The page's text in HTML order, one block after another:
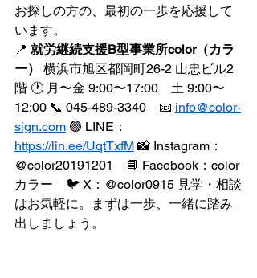
お探しの方の、最初の一歩を応援して
います。
📍 就労継続支援B型事業所color（カラ
ー）
横浜市旭区都岡町26-2 山忠ビル2
階 🕐 月〜金 9:00〜17:00　土 9:00〜
12:00 📞 045-489-3340　📧 info@color-
sign.com 🟢 LINE：
https://lin.ee/UqtTxfM 📸 Instagram：
@color20191201　📘 Facebook：color
カラー　🐦 X：@color0915 見学・相談
はお気軽に。まずは一歩、一緒に踏み
出しましょう。